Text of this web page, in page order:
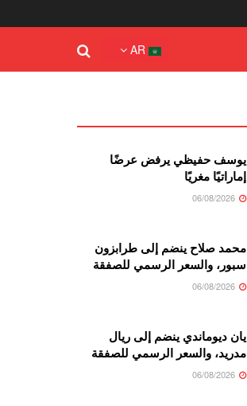
AR
يوسف حفيظي يرفض عرضًا
إماراتيًا مغريًا
محمد صلاح ينضم إلى طرابزون
سبور، والسعر الرسمي للصفقة
يان ديوماندي ينضم إلى ريال
مدريد، والسعر الرسمي للصفقة